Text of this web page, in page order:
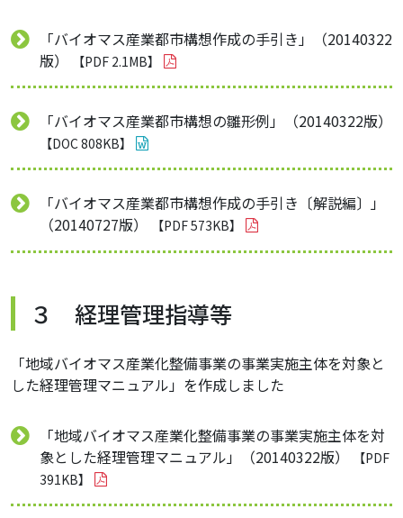
「バイオマス産業都市構想作成の手引き」（20140322
版）
【PDF 2.1MB】
「バイオマス産業都市構想の雛形例」（20140322版）
【DOC 808KB】
「バイオマス産業都市構想作成の手引き〔解説編〕」
（20140727版）
【PDF 573KB】
３ 経理管理指導等
「地域バイオマス産業化整備事業の事業実施主体を対象と
した経理管理マニュアル」を作成しました
「地域バイオマス産業化整備事業の事業実施主体を対
象とした経理管理マニュアル」（20140322版）
【PDF
391KB】